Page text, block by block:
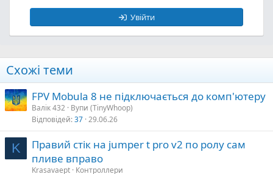
Увійти
Схожі теми
FPV Mobula 8 не підключається до комп'ютеру
Валік 432 Вупи (TinyWhoop)
Відповідей 37 29.06.26
K
Правий стік на jumper t pro v2 по ролу сам
пливе вправо
Krasavaept Контроллери